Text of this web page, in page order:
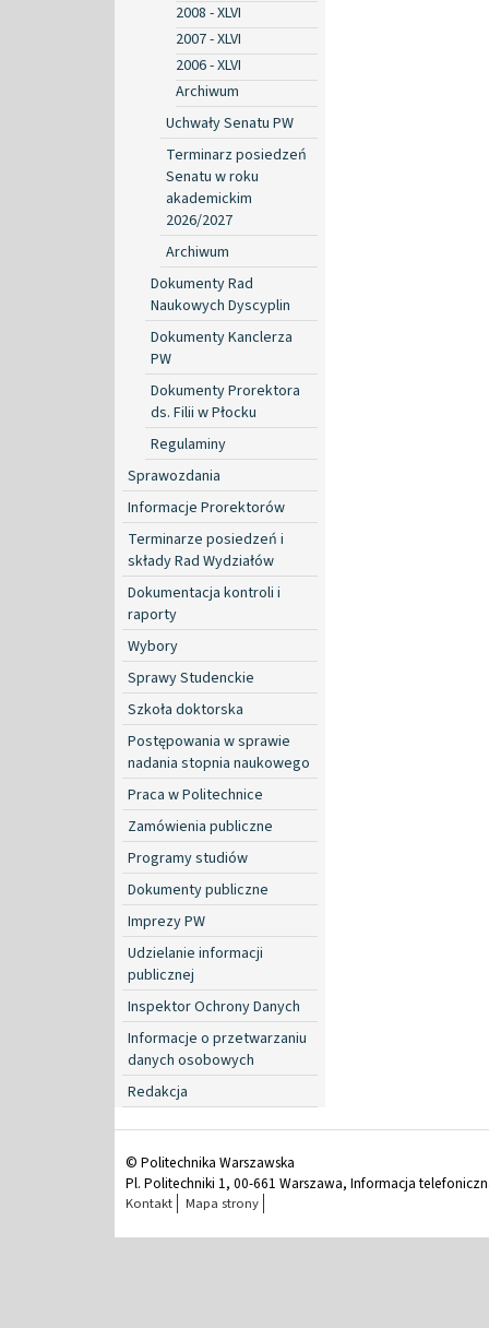
2008 - XLVI
2007 - XLVI
2006 - XLVI
Archiwum
Uchwały Senatu PW
Terminarz posiedzeń
Senatu w roku
akademickim
2026/2027
Archiwum
Dokumenty Rad
Naukowych Dyscyplin
Dokumenty Kanclerza
PW
Dokumenty Prorektora
ds. Filii w Płocku
Regulaminy
Sprawozdania
Informacje Prorektorów
Terminarze posiedzeń i
składy Rad Wydziałów
Dokumentacja kontroli i
raporty
Wybory
Sprawy Studenckie
Szkoła doktorska
Postępowania w sprawie
nadania stopnia naukowego
Praca w Politechnice
Zamówienia publiczne
Programy studiów
Dokumenty publiczne
Imprezy PW
Udzielanie informacji
publicznej
Inspektor Ochrony Danych
Informacje o przetwarzaniu
danych osobowych
Redakcja
© Politechnika Warszawska
Pl. Politechniki 1, 00-661 Warszawa, Informacja
Kontakt Mapa strony